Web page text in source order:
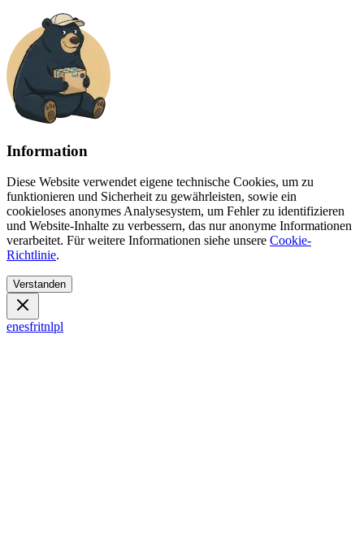
Information
Diese Website verwendet eigene technische Cookies, um zu
funktionieren und Sicherheit zu gewährleisten, sowie ein
cookieloses anonymes Analysesystem, um Fehler zu identifizieren
und Website-Inhalte zu verbessern, das nur anonyme Informationen
verarbeitet. Für weitere Informationen siehe unsere Cookie-
Richtlinie.
Verstanden
enesfritnlpl